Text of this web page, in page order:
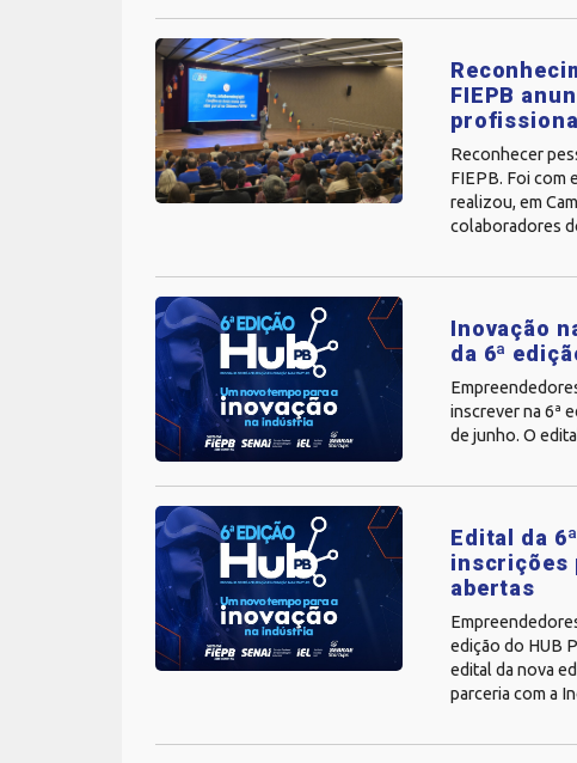
FIEPB
Reconhecer
FIEPB. Foi com
realizou, em
colaboradores
Inovação
da 6ª
inscrever na 6ª
de junho. O
Edital da
inscrições
abertas
edição do HUB
edital da nova
parceria com a